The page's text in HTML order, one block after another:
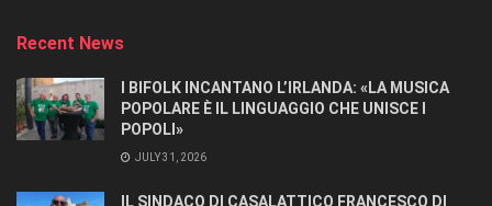
Recent News
I BIFOLK INCANTANO L’IRLANDA: «LA MUSICA
POPOLARE È IL LINGUAGGIO CHE UNISCE I
POPOLI»
JULY 31, 2026
IL SINDACO DI CASALATTICO FRANCESCO DI